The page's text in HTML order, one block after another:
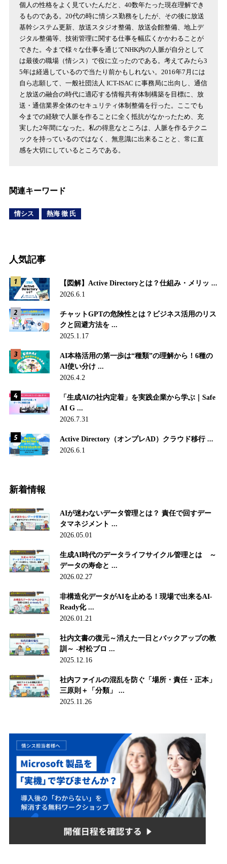
個人の性格をよく見ていたんだと、40数年たった現在理解でき
るものである。20代の時に情シス勤務をしたが、その後に放送
基幹システム更新、放送スタジオ整備、放送会館整備、地上デ
ジタル整備等、技術管理に関する仕事を幅広くかかわることが
できた。今まで様々な仕事を通じてNHK内の人脈が自分として
は最後の職場（情シス）で役に立ったのである。考えてみたら3
5年は経過しているので当たり前かもしれない。2016年7月には
自ら志願して、一般社団法人 ICT-ISAC に事務局に出向し、通信
と放送の融合の時代に適応する情報共有体制構築を目標に、放
送・通信業界全体のセキュリティ体制整備を行った。ここでも
今までの経験で人脈を作ることに全く抵抗がなかったため、充
実した2年間になった。私の得意なところは、人脈を作るテクニ
ックを持っているのではなく、無意識に出来ることと、常に直
感を大切にしているところである。
関連キーワード
情シス 熱海 徹 氏
人気記事
【図解】Active Directoryとは？仕組み・メリッ ...
2026.6.1
チャットGPTの危険性とは？ビジネス活用のリス
クと回避方法を ...
2025.1.17
AI本格活用の第一歩は“種類”の理解から！6種の
AI使い分け ...
2026.4.2
「生成AIの社内定着」を実践企業から学ぶ｜Safe
AI G ...
2026.7.31
Active Directory（オンプレAD）クラウド移行 ...
2026.6.1
新着情報
AIが迷わないデータ管理とは？ 責任で回すデー
タマネジメント ...
2026.05.01
生成AI時代のデータライフサイクル管理とは ～
データの寿命と ...
2026.02.27
非構造化データがAIを止める！現場で出来るAI-
Ready化 ...
2026.01.21
社内文書の復元～消えた一日とバックアップの教
訓～ -村松ブロ ...
2025.12.16
社内ファイルの混乱を防ぐ「場所・責任・正本」
三原則＋「分類」 ...
2025.11.26